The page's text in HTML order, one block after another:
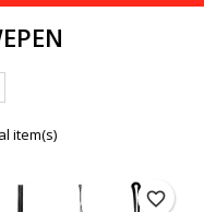
item(s)
favorite_border